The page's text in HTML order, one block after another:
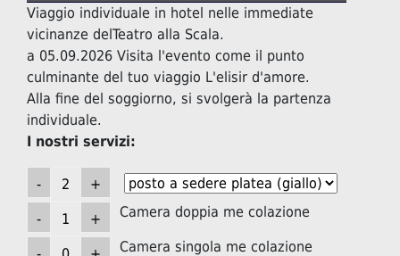
Viaggio individuale in hotel nelle immediate
vicinanze delTeatro alla Scala.
a 05.09.2026 Visita l'evento come il punto
culminante del tuo viaggio L'elisir d'amore.
Alla fine del soggiorno, si svolgerà la partenza
individuale.
I nostri servizi:
Camera doppia me colazione
Camera singola me colazione